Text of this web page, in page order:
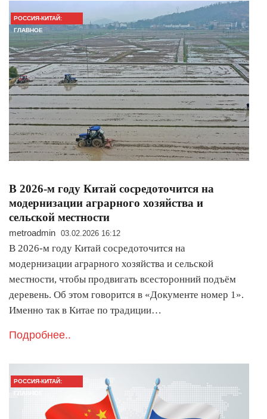
РОССИЯ-КИТАЙ:
ГЛАВНОЕ
В 2026-м году Китай сосредоточится на
модернизации аграрного хозяйства и
сельской местности
metroadmin 03.02.2026 16:12
В 2026-м году Китай сосредоточится на
модернизации аграрного хозяйства и сельской
местности, чтобы продвигать всесторонний подъём
деревень. Об этом говорится в «Документе номер 1».
Именно так в Китае по традиции…
Подробнее..
РОССИЯ-КИТАЙ:
ГЛАВНОЕ